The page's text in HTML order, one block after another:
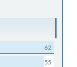
62
55